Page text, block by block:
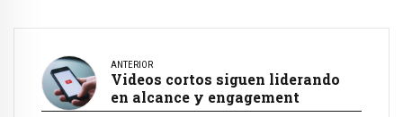
ANTERIOR
Videos cortos siguen liderando
en alcance y engagement